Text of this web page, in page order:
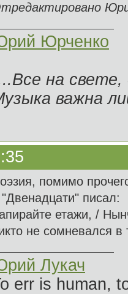
Юрченко
на свете,
важна
помимо
писал:
етажи, /
не сомневался в
Лукач
err is human,